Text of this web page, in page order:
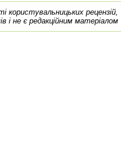
користувальницьких рецензій,
і не є редакційним матеріалом